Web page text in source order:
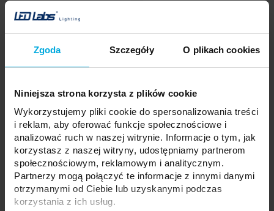
Zgoda Szczegóły O plikach cookies
Niniejsza strona korzysta z plików cookie
Wykorzystujemy pliki cookie do spersonalizowania treści
i reklam, aby oferować funkcje społecznościowe i
analizować ruch w naszej witrynie. Informacje o tym, jak
korzystasz z naszej witryny, udostępniamy partnerom
społecznościowym, reklamowym i analitycznym.
Partnerzy mogą połączyć te informacje z innymi danymi
otrzymanymi od Ciebie lub uzyskanymi podczas
korzystania z ich usług.
Oprawa liniowa LED ALDA 120
cm 32 W 4000 K PC MPRM+
40-0001-11
Przewód zasilający 160 cm do
opraw liniowych ALDA